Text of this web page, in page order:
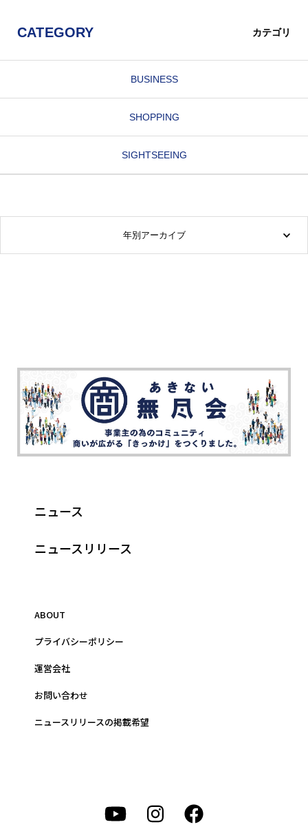
CATEGORY カテゴリ
BUSINESS
SHOPPING
SIGHTSEEING
年別アーカイブ
ニュース
ニュースリリース
ABOUT
プライバシーポリシー
運営会社
お問い合わせ
ニュースリリースの掲載希望